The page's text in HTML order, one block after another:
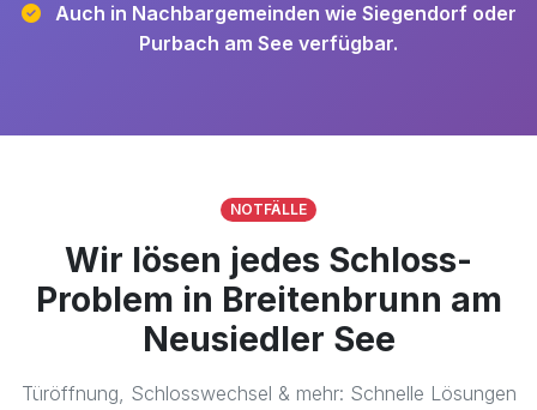
Auch in Nachbargemeinden wie Siegendorf oder
Purbach am See verfügbar.
NOTFÄLLE
Wir lösen jedes Schloss-
Problem in Breitenbrunn am
Neusiedler See
Türöffnung, Schlosswechsel & mehr: Schnelle Lösungen